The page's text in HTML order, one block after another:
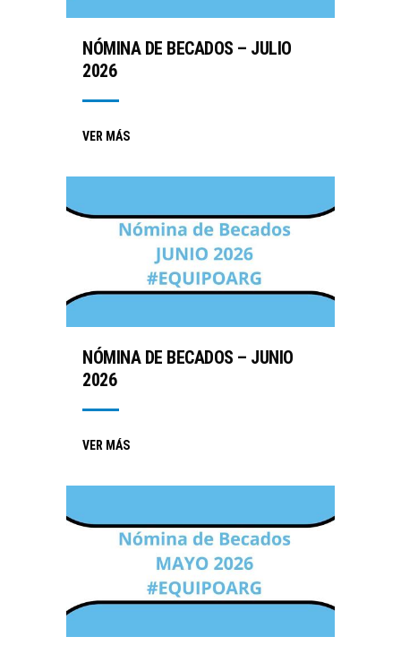
NÓMINA DE BECADOS – JULIO
2026
VER MÁS
NÓMINA DE BECADOS – JUNIO
2026
VER MÁS